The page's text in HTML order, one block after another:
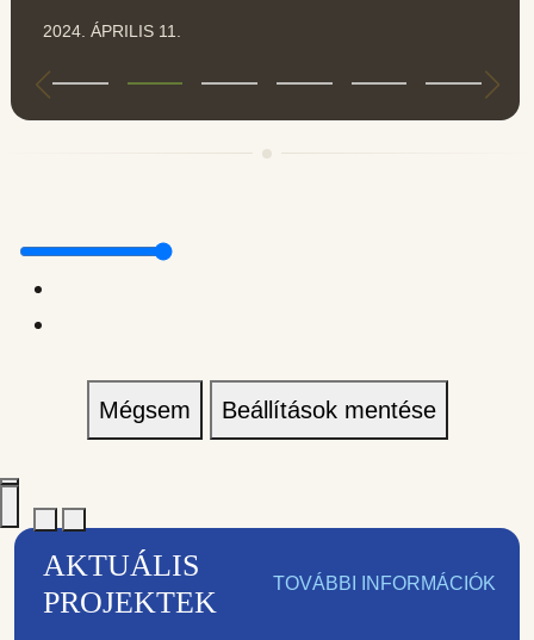
2024. ÁPRILIS 11.
Mégsem Beállítások mentése
AKTUÁLIS
PROJEKTEK
TOVÁBBI INFORMÁCIÓK